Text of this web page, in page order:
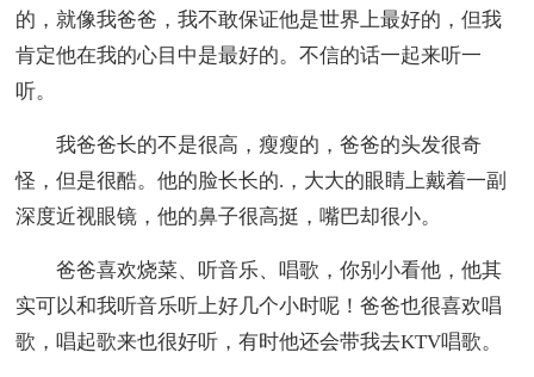
的，就像我爸爸，我不敢保证他是世界上最好的，但我
肯定他在我的心目中是最好的。不信的话一起来听一
听。
我爸爸长的不是很高，瘦瘦的，爸爸的头发很奇
怪，但是很酷。他的脸长长的.，大大的眼睛上戴着一副
深度近视眼镜，他的鼻子很高挺，嘴巴却很小。
爸爸喜欢烧菜、听音乐、唱歌，你别小看他，他其
实可以和我听音乐听上好几个小时呢！爸爸也很喜欢唱
歌，唱起歌来也很好听，有时他还会带我去KTV唱歌。